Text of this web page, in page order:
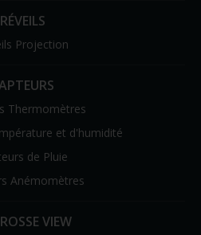
RÉVEILS
Projection
Thermomètres
et d'humidité
de Pluie
Anémomètres
VIEW